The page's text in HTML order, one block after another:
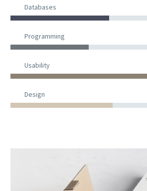
Databases
Programming
Usability
Design